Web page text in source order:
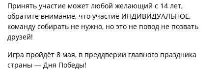
Принять участие может любой желающий с 14 лет,
обратите внимание, что участие ИНДИВИДУАЛЬНОЕ,
команду собирать не нужно, но это не повод не позвать
друзей!
Игра пройдёт 8 мая, в преддверии главного праздника
страны — Дня Победы!